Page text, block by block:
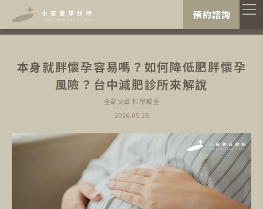
預約諮詢
本身就胖懷孕容易嗎？如何降低肥胖懷孕
風險？台中減肥診所來解說
全部文章 科學減重
2026.05.28